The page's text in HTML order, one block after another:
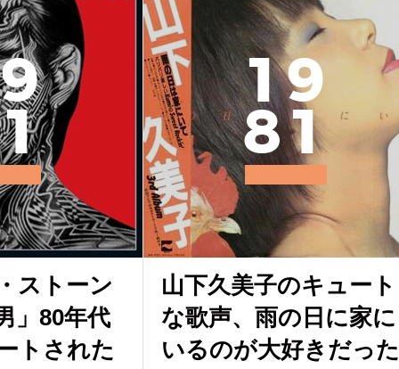
9
1
ストーン
」80年代
トされた
19
81
山下久美子のキュート
な歌声、雨の日に家に
いるのが大好きだった